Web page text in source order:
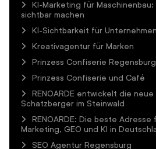
KI-Marketing für
sichtbar machen
KI-Sichtbarkeit für Unternehmen
Kreativagentur für Marken
Prinzess Confiserie Regensburg
Prinzess Confiserie und Café
RENOARDE entwickelt die
Schatzberger im Steinwald
RENOARDE: Die beste
Marketing, GEO und KI in
SEO Agentur Regensburg